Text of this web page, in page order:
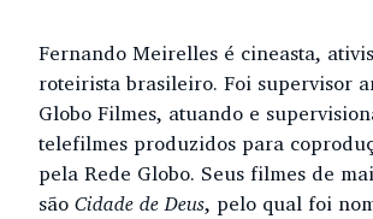
Fernando Meirelles é cineasta,
roteirista brasileiro. Foi supervisor
Globo Filmes, atuando e
telefilmes produzidos para
pela Rede Globo. Seus filmes de
são Cidade de Deus, pelo qual foi